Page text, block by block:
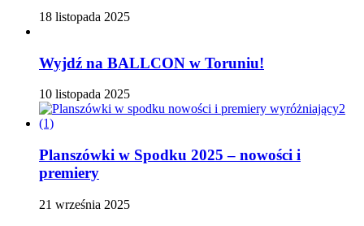
18 listopada 2025
Wyjdź na BALLCON w Toruniu!
10 listopada 2025
Planszówki w Spodku 2025 – nowości i
premiery
21 września 2025